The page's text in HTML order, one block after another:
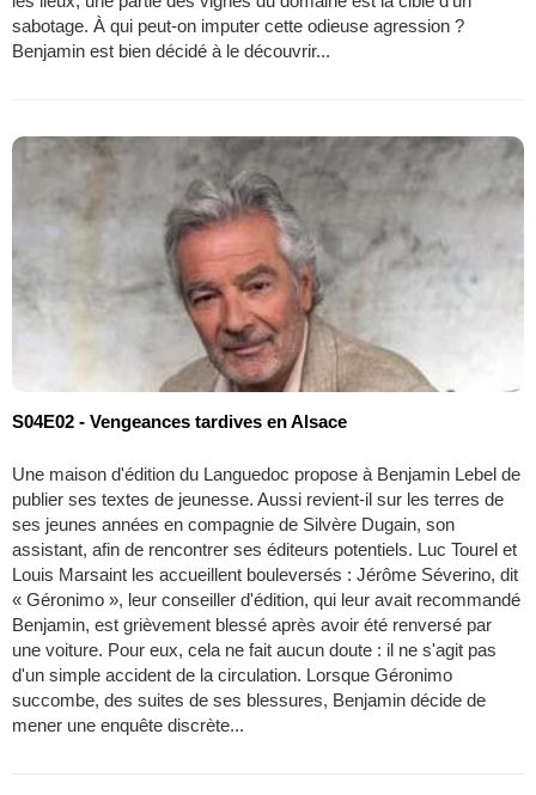
sabotage. À qui peut-on imputer cette odieuse agression ?
Benjamin est bien décidé à le découvrir...
S04E02 - Vengeances tardives en Alsace
Une maison d'édition du Languedoc propose à Benjamin Lebel de
publier ses textes de jeunesse. Aussi revient-il sur les terres de
ses jeunes années en compagnie de Silvère Dugain, son
assistant, afin de rencontrer ses éditeurs potentiels. Luc Tourel et
Louis Marsaint les accueillent bouleversés : Jérôme Séverino, dit
« Géronimo », leur conseiller d'édition, qui leur avait recommandé
Benjamin, est grièvement blessé après avoir été renversé par
une voiture. Pour eux, cela ne fait aucun doute : il ne s'agit pas
d'un simple accident de la circulation. Lorsque Géronimo
succombe, des suites de ses blessures, Benjamin décide de
mener une enquête discrète...